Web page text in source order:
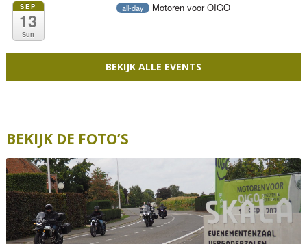
SEP
13
Sun
all-day Motoren voor OIGO
BEKIJK ALLE EVENTS
BEKIJK DE FOTO’S